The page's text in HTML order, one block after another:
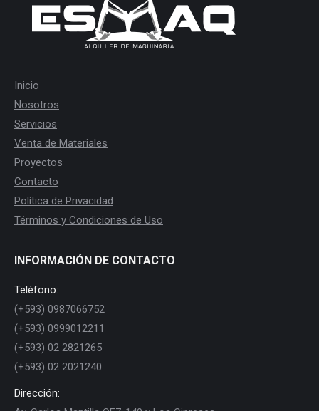
Inicio
Nosotros
Servicios
Venta de Materiales
Proyectos
Contacto
Política de Privacidad
Términos y Condiciones de Uso
INFORMACIÓN DE CONTACTO
Teléfono:
(+593) 0987066752
(+593) 0999012211
(+593) 02 2821265
(+593) 02 2021240
Dirección: